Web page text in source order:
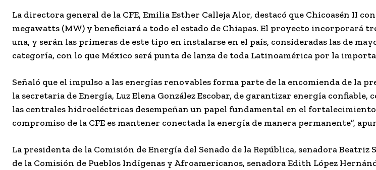
La directora general de la CFE, Emilia Esther Calleja Alor, destacó que Chicoasén II
megawatts (MW) y beneficiará a todo el estado de Chiapas. El proyecto incorporará
una, y serán las primeras de este tipo en instalarse en el país, consideradas las de
categoría, con lo que México será punta de lanza de toda Latinoamérica por la
Señaló que el impulso a las energías renovables forma parte de la encomienda de la
la secretaria de Energía, Luz Elena González Escobar, de garantizar energía
las centrales hidroeléctricas desempeñan un papel fundamental en el fortalecimiento
compromiso de la CFE es mantener conectada la energía de manera permanente”,
La presidenta de la Comisión de Energía del Senado de la República, senadora
de la Comisión de Pueblos Indígenas y Afroamericanos, senadora Edith López